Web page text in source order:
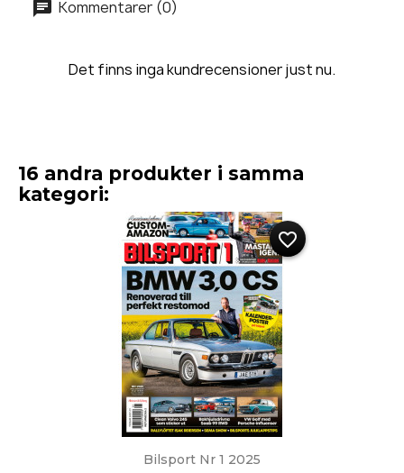
Kommentarer (0)
Det finns inga kundrecensioner just nu.
16 andra produkter i samma
kategori:
Bilsport Nr 1 2025
favorite_border